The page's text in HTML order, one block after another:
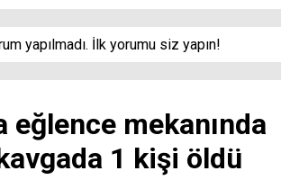
yapılmadı. İlk yorumu siz yapın!
eğlence mekanında
1 kişi öldü